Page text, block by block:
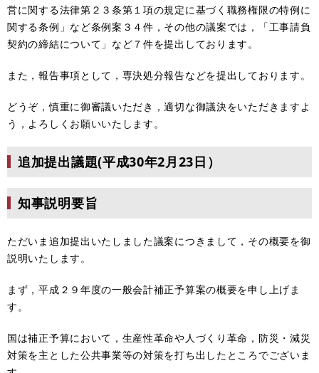
営に関する法律第２３条第１項の規定に基づく職務権限の特例に
関する条例」など条例案３４件，その他の議案では，「工事請負
契約の締結について」など７件を提出しております。
また，報告事項として，専決処分報告などを提出しております。
どうぞ，慎重に御審議いただき，適切な御議決をいただきますよ
う，よろしくお願いいたします。
追加提出議題(平成30年2月23日）
知事説明要旨
ただいま追加提出いたしました議案につきまして，その概要を御
説明いたします。
まず，平成２９年度の一般会計補正予算案の概要を申し上げま
す。
国は補正予算において，生産性革命や人づくり革命，防災・減災
対策を主とした公共事業等の対策を打ち出したところでございま